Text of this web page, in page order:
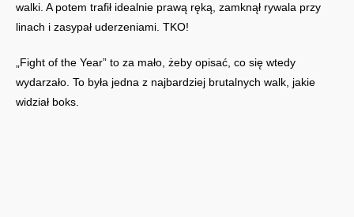
walki. A potem trafił idealnie prawą ręką, zamknął rywala przy
linach i zasypał uderzeniami. TKO!
„Fight of the Year” to za mało, żeby opisać, co się wtedy
wydarzało. To była jedna z najbardziej brutalnych walk, jakie
widział boks.